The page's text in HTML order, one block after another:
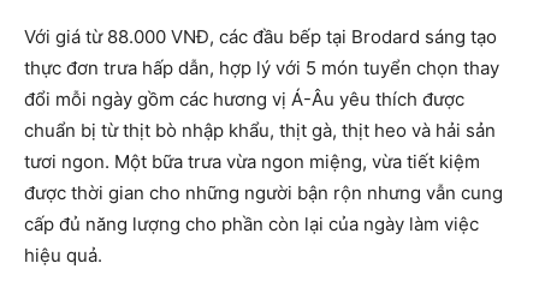
Với giá từ 88.000 VNĐ, các đầu bếp tại Brodard sáng tạo
thực đơn trưa hấp dẫn, hợp lý với 5 món tuyển chọn thay
đổi mỗi ngày gồm các hương vị Á-Âu yêu thích được
chuẩn bị từ thịt bò nhập khẩu, thịt gà, thịt heo và hải sản
tươi ngon. Một bữa trưa vừa ngon miệng, vừa tiết kiệm
được thời gian cho những người bận rộn nhưng vẫn cung
cấp đủ năng lượng cho phần còn lại của ngày làm việc
hiệu quả.